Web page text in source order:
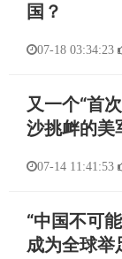
国？
07-18 03:34:23
又一个“首
沙挑衅的美
07-14 11:41:53
“中国不可
成为全球举